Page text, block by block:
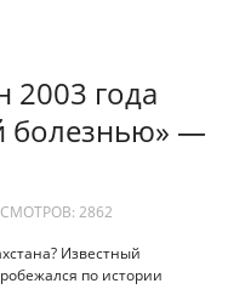
2003 года
болезнью» —
2862
Известный
по истории